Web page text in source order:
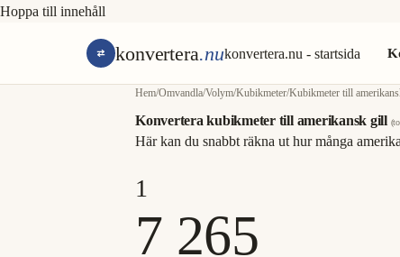
Hoppa till innehåll
konvertera.nukonvertera.nu - startsida
Hem/Omvandla/Volym/Kubikmeter/Kubikmeter till
Konvertera kubikmeter till amerikansk gill
Här kan du snabbt räkna ut hur många